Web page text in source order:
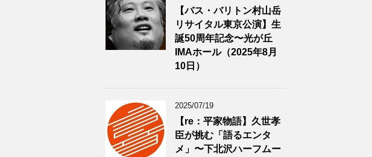
【バス・バリトン村山岳
リサイタル東京公演】生
誕50周年記念〜光が丘
IMAホール（2025年8月
10日）
2025/07/19
【re：平家物語】久世孝
臣が挑む「語るエンタ
メ」〜下北沢ハーフムー